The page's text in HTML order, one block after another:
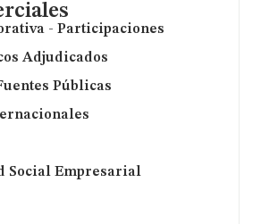
- Participaciones
Adjudicados
Públicas
Social Empresarial